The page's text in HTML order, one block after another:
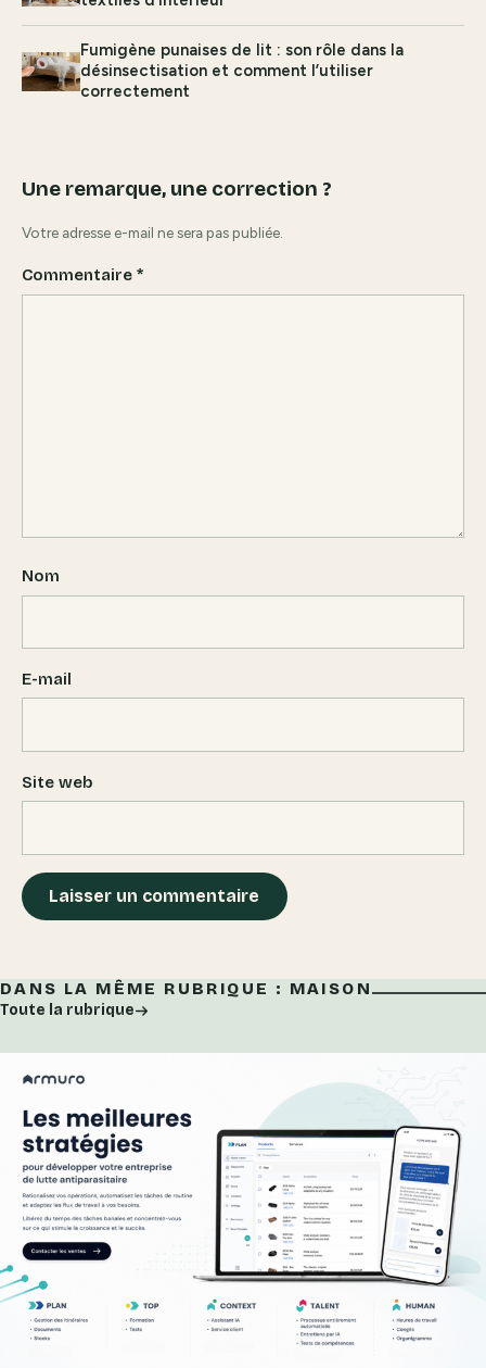
Fumigène punaises de lit : son rôle dans la
désinsectisation et comment l’utiliser
correctement
Une remarque, une correction ?
Votre adresse e-mail ne sera pas publiée.
Commentaire *
Nom
E-mail
Site web
DANS LA MÊME RUBRIQUE : MAISON
Toute la rubrique